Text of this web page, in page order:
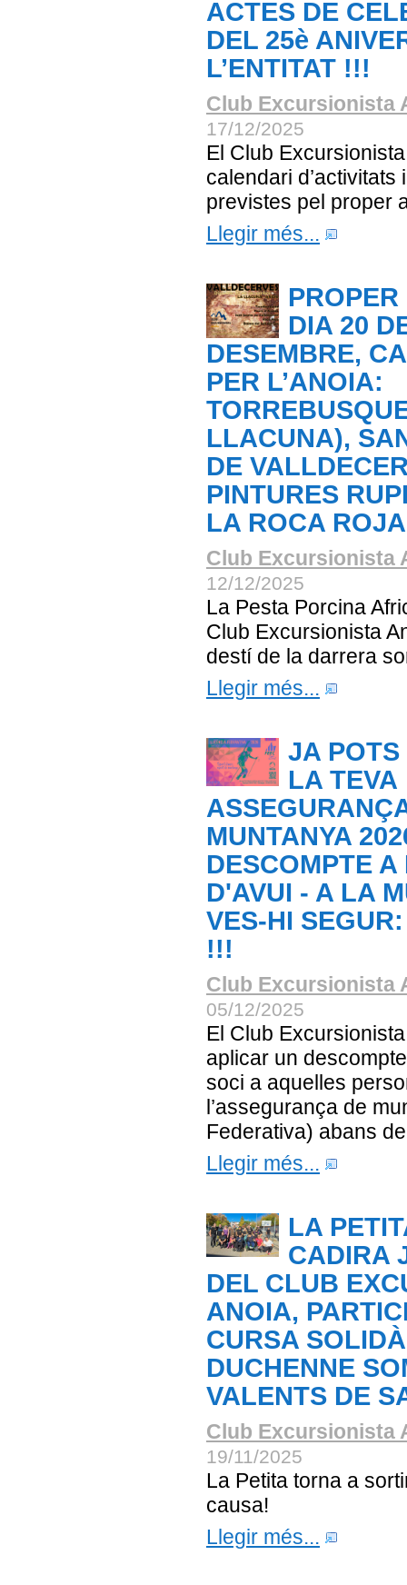
ACTES DE
DEL 25è
L’ENTITAT !!!
Club Excursionista
17/12/2025
El Club
calendari d’activitats
previstes pel proper
Llegir més...
DIA 20
DESEMBRE,
PER L’ANOIA:
LLACUNA),
DE
PINTURES
LA ROCA ROJA
Club Excursionista
12/12/2025
La Pesta Porcina
Club Excursionista
destí de la darrera
Llegir més...
JA
LA TEVA
MUNTANYA
DESCOMPTE A
D'AVUI - A LA
VES-HI SEGUR:
!!!
Club Excursionista
05/12/2025
El Club
aplicar un
soci a aquelles
l’assegurança de
Federativa) abans
Llegir més...
LA
CADIRA
DEL CLUB
ANOIA,
CURSA
DUCHENNE
VALENTS DE
Club Excursionista
19/11/2025
La Petita torna a
causa!
Llegir més...